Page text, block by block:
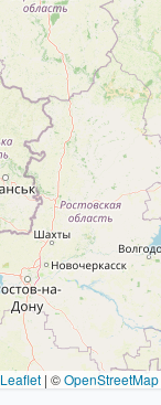
Leaflet | ©OpenStreetMap